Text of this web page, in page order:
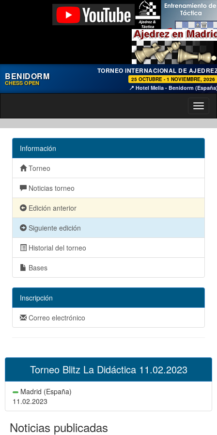
BENIDORM
CHESS OPEN
TORNEO INTERNACIONAL DE
25 OCTUBRE - 1 NOVIEMBRE, 2026
📍 Hotel Melia - Benidorm
Información
Torneo
Noticias torneo
Edición anterior
Siguiente edición
Historial del torneo
Bases
Inscripción
Correo electrónico
Torneo Blitz La Didáctica 11.02.2023
Madrid (España)
11.02.2023
Noticias publicadas